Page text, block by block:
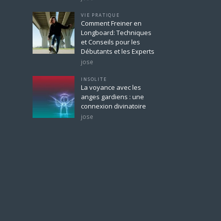
VIE PRATIQUE
Comment Freiner en
Longboard: Techniques
et Conseils pour les
Débutants et les Experts
jose
INSOLITE
La voyance avec les
anges gardiens : une
connexion divinatoire
jose